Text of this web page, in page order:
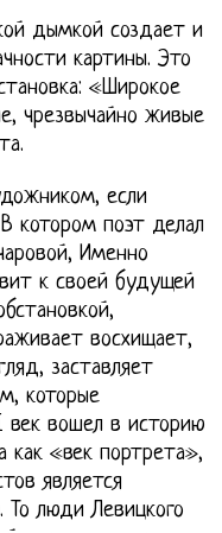
дымкой создает и
картины. Это
«Широкое
чрезвычайно живые
если
котором поэт делал
Именно
к своей будущей
восхищает,
заставляет
которые
век вошел в историю
как «век портрета»,
является
То люди Левицкого